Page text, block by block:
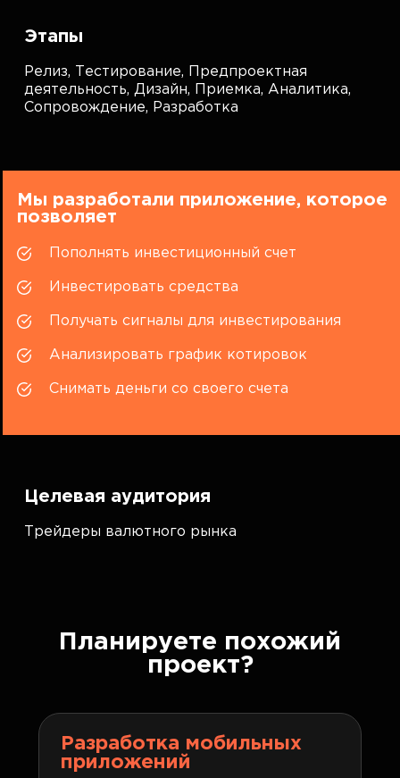
Этапы
Релиз, Тестирование,
Предпроектная
деятельность,Дизайн, Приемка,Аналитика,
Сопровождение, Разработка
Мы разработали приложение, которое
позволяет
Пополнять инвестиционный счет
Инвестировать средства
Получать сигналы для инвестирования
Анализировать график котировок
Снимать деньги со своего счета
Целевая аудитория
Трейдеры валютного рынка
Планируете похожий
проект?
Разработка мобильных
приложений